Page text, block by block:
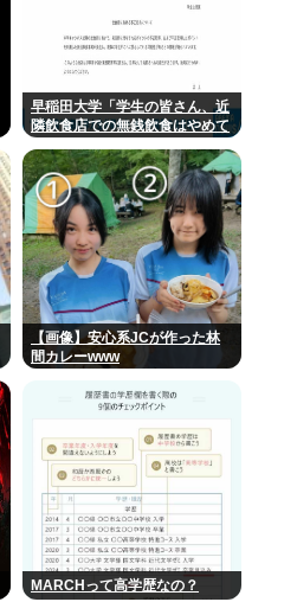
早稲田大学「学生の皆さん、近
隣飲食店での無銭飲食はやめて
【画像】安心系JCが作った林
間カレーwww
MARCHって高学歴なの？